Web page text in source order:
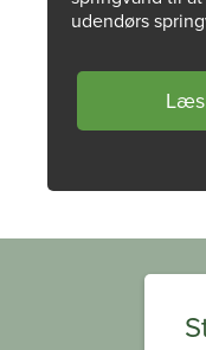
udendørs